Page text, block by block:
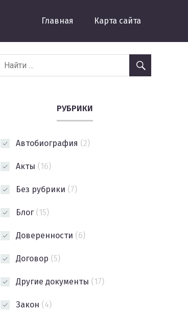
Главная Карта сайта
РУБРИКИ
Автобиография (2)
Акты (16)
Без рубрики (7)
Блог(15)
Доверенности (6)
Договор (5)
Другие документы (17)
Закон (4)